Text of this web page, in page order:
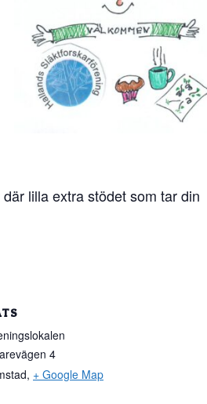
lilla extra stödet som tar din
4
, + Google Map